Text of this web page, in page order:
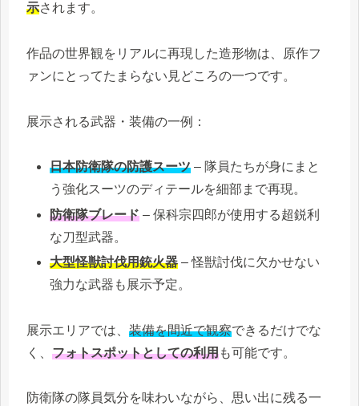
示されます。
作品の世界観をリアルに再現した造形物は、原作フ
ァンにとってたまらない見どころの一つです。
展示される武器・装備の一例：
日本防衛隊の防護スーツ – 隊員たちが身にまと
う強化スーツのディテールを細部まで再現。
防衛隊ブレード – 保科宗四郎が使用する超鋭利
な刀型武器。
大型怪獣討伐用銃火器 – 怪獣討伐に欠かせない
強力な武器も展示予定。
展示エリアでは、 装備を間近で観察できるだけでな
く、 フォトスポットとしての利用も可能です。
防衛隊の隊員気分を味わいながら、思い出に残る一